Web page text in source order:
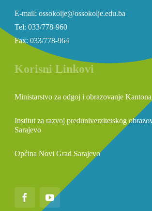
E-mail: ossokolje@ossokolje.edu.ba
Tel: 033/778-960
Fax: 033/778-964
Korisni Linkovi
Ministarstvo za odgoj i obrazovanje
Institut za razvoj preduniverzitetskog
Sarajevo
Općina Novi Grad Sarajevo